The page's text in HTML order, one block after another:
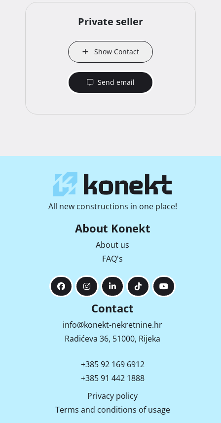
Private seller
Show Contact
Send email
All new constructions in one place!
About Konekt
About us
FAQ's
Contact
info@konekt-nekretnine.hr
Radićeva 36, 51000, Rijeka
+385 92 169 6912
+385 91 442 1888
Privacy policy
Terms and conditions of usage